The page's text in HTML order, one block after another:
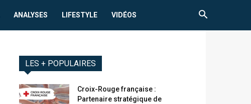
ANALYSES LIFESTYLE VIDÉOS
LES + POPULAIRES
Croix-Rouge française :
Partenaire stratégique de